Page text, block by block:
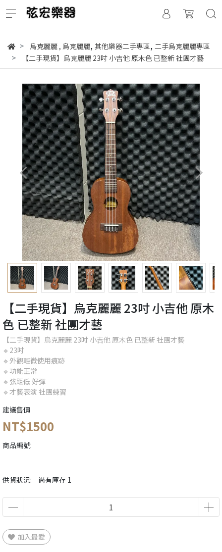
烏克麗麗, 烏克麗麗, 其他樂器二手專區, 二手烏克麗麗專區
【二手現貨】烏克麗麗 23吋 小吉他 原木色 已整新 社團才藝
【二手現貨】烏克麗麗 23吋 小吉他 原木
色 已整新 社團才藝
【二手現貨】烏克麗麗 23吋 小吉他 原木色 已整新 社團才藝
🔹23吋
🔹外觀輕微使用痕跡
🔹功能正常
🔹弦距低 好彈
🔹才藝表演 社團練習
建議售價
NT$1500
商品編號:
供貨狀況: 尚有庫存 1
加入最愛